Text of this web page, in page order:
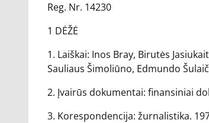
Reg. Nr. 14230
1 DĖŽĖ
1. Laiškai: Inos Bray, Birutės
Sauliaus Šimoliūno, Edmundo
2. Įvairūs dokumentai: finansiniai
3. Korespondencija: žurnalistika.